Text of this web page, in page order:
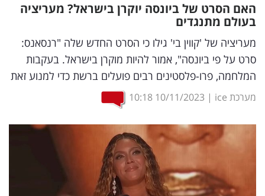
דיגיטל
וטק
שיווק
ופרסום
מדדים
דעות
האם הסרט של ביונסה יוקרן בישראל? מעריציה
בעולם מתנגדים
מעריציה של 'קווין בי' גילו כי הסרט החדש שלה "רנסאנס:
סרט על פי ביונסה", אמור להיות מוקרן בישראל. בעקבות
המלחמה, פרו-פלסטינים רבים פועלים ברשת כדי למנוע זאת
מערכת ice |
10/11/2023
10:18